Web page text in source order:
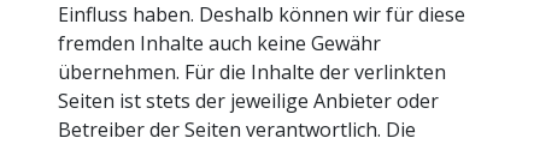
Einfluss haben. Deshalb können wir für diese
fremden Inhalte auch keine Gewähr
übernehmen. Für die Inhalte der verlinkten
Seiten ist stets der jeweilige Anbieter oder
Betreiber der Seiten verantwortlich. Die